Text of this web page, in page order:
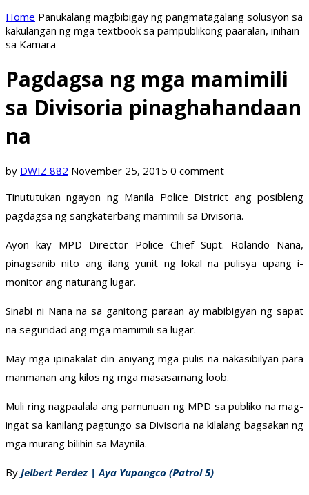
Home Panukalang magbibigay ng pangmatagalang solusyon sa
kakulangan ng mga textbook sa pampublikong paaralan, inihain
sa Kamara
Pagdagsa ng mga mamimili
sa Divisoria pinaghahandaan
na
by DWIZ 882 November 25, 2015 0 comment
Tinututukan ngayon ng Manila Police District ang posibleng
pagdagsa ng sangkaterbang mamimili sa Divisoria.
Ayon kay MPD Director Police Chief Supt. Rolando Nana,
pinagsanib nito ang ilang yunit ng lokal na pulisya upang i-
monitor ang naturang lugar.
Sinabi ni Nana na sa ganitong paraan ay mabibigyan ng sapat
na seguridad ang mga mamimili sa lugar.
May mga ipinakalat din aniyang mga pulis na nakasibilyan para
manmanan ang kilos ng mga masasamang loob.
Muli ring nagpaalala ang pamunuan ng MPD sa publiko na mag-
ingat sa kanilang pagtungo sa Divisoria na kilalang bagsakan ng
mga murang bilihin sa Maynila.
By Jelbert Perdez | Aya Yupangco (Patrol 5)